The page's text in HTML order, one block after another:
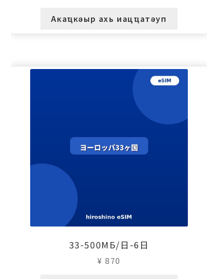
Акаҵкәыр ахь иацҵатәуп
33-500МБ/日-6日
¥ 870